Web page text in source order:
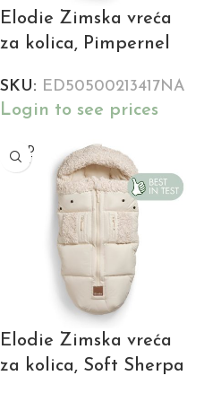
Elodie Zimska vreća
za kolica, Pimpernel
SKU: ED50500213417NA
Login to see prices
SOLD
OUT
Elodie Zimska vreća
za kolica, Soft Sherpa